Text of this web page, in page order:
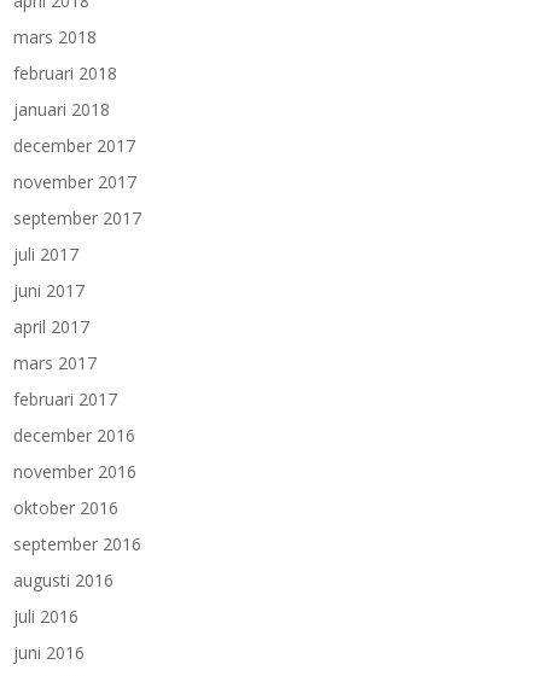
mars 2018
februari 2018
januari 2018
december 2017
november 2017
september 2017
juli 2017
juni 2017
april 2017
mars 2017
februari 2017
december 2016
november 2016
oktober 2016
september 2016
augusti 2016
juli 2016
juni 2016